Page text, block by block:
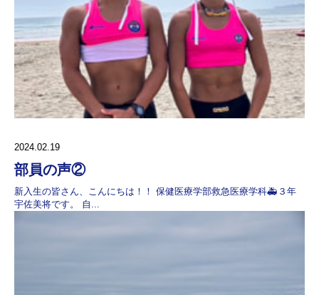
2024.02.19
部員の声②
新入生の皆さん、こんにちは！！ 保健医療学部救急医療学科🚑３年
宇佐美将です。 自...